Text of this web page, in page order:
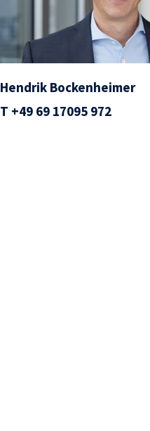
Hendrik Bockenheimer
T +49 69 17095 972